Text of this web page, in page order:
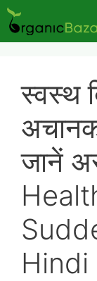
Skip
to
content
स्वस्थ
जानें
Hindi